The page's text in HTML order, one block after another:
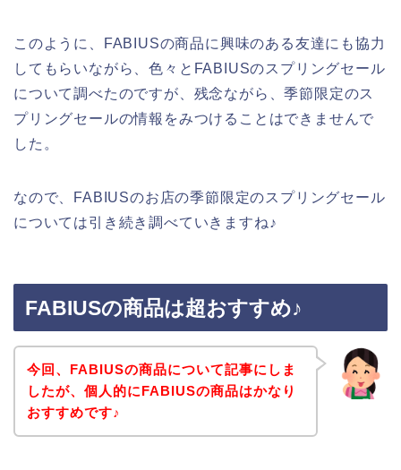
このように、FABIUSの商品に興味のある友達にも協力
してもらいながら、色々とFABIUSのスプリングセール
について調べたのですが、残念ながら、季節限定のス
プリングセールの情報をみつけることはできませんで
した。
なので、FABIUSのお店の季節限定のスプリングセール
については引き続き調べていきますね♪
FABIUSの商品は超おすすめ♪
今回、FABIUSの商品について記事にしま
したが、個人的にFABIUSの商品はかなり
おすすめです♪